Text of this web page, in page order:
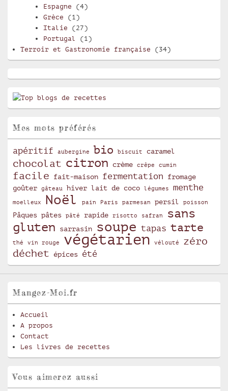
Espagne (4)
Grèce (1)
Italie (27)
Portugal
(1)
Terroir et Gastronomie française (34)
Mes mots préférés
apéritif aubergine bio biscuit caramel
chocolat citron crème crêpe cumin
facile fait-maison fermentation
fromage
goûter
gâteau hiver lait de coco légumes menthe
moelleux Noël pain Paris parmesan persil poisson
Pâques pâtes pâté rapide risotto safran
sans
gluten
sarrasin soupe tapas tarte
thé vin rouge végétarien vélouté
zéro
déchet
épices été
Mangez-Moi.fr
Accueil
A propos
Contact
Les livres de recettes
Vous aimerez aussi